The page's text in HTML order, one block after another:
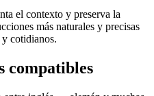
el contexto y preserva la
más naturales y precisas
cotidianos.
compatibles